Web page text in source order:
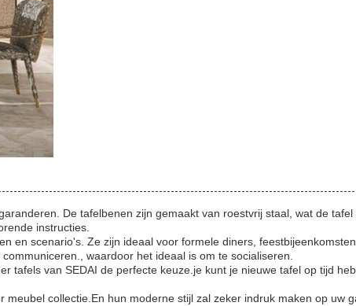
De tafelbenen zijn gemaakt van roestvrij staal, wat de
instructies.
en scenario's. Ze zijn ideaal voor formele diners,
waardoor het ideaal is om te socialiseren.
van SEDAI de perfecte keuze.je kunt je nieuwe tafel op tijd
collectie.En hun moderne stijl zal zeker indruk maken op uw